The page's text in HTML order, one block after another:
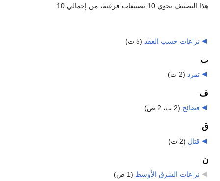
هذا التصنيف يحوي 10 تصنيفات فرعية، من إجمالي 10.
نزاعات حسب العقد (5 ت)
ت
تمرد (2 ت)
ف
فضائح (2 ت، 2 ص)
ق
قتال (2 ت)
ن
نزاعات الشرق الأوسط (1 ص)